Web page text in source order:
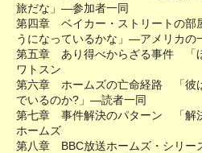
旅だな」―参加者一同
第四章 ベイカー・ストリートの
うになっているかな」―アメリカの
第五章 あり得べからざる事件 「
ワトスン
第六章 ホームズの亡命経路 「彼
でいるのか?」―読者一同
第七章 事件解決のパターン 「解
ホームズ
第八章 BBC放送ホームズ・シリ